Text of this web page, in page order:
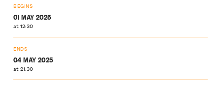
BEGINS
01 MAY 2025
at 12:30
ENDS
04 MAY 2025
at 21:30